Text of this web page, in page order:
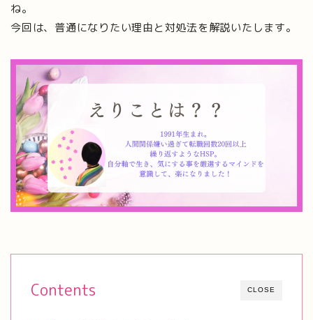
ね。
今回は、普通になりたい理由と対処法を解説いたします。
CLOSE
Contents